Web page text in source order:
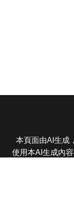
本頁面由AI生成
使用本AI生成內